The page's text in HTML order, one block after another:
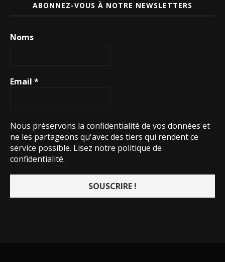
ABONNEZ-VOUS À NOTRE NEWSLETTERS
Noms
Email *
Nous préservons la confidentialité de vos données et
ne les partageons qu'avec des tiers qui rendent ce
service possible. Lisez notre politique de
confidentialité.